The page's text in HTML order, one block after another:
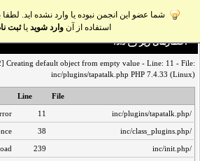
شما عضو این انجمن نبوده یا وارد نشده اید.
استفاده از آن وارد شوید یاثبت
اخطار‌های زیر رخ داد:
Creating default object from empty value - Line: 11 - File:
inc/plugins/tapatalk.php PHP 7.4.33 (Linux)
File
Line
/inc/plugins/tapatalk.php
11
/inc/class_plugins.php
38
/inc/init.php
239